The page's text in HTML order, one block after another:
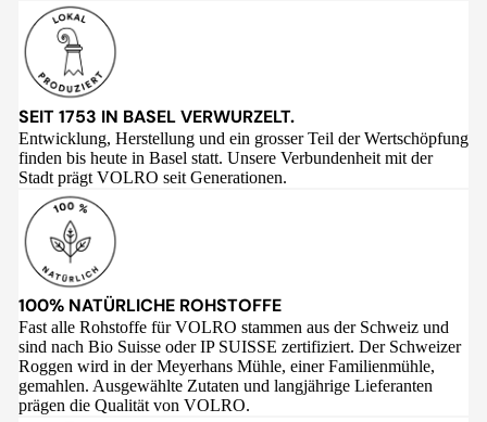
SEIT 1753 IN BASEL VERWURZELT.
Entwicklung, Herstellung und ein grosser Teil der Wertschöpfung
finden bis heute in Basel statt. Unsere Verbundenheit mit der
Stadt prägt VOLRO seit Generationen.
100% NATÜRLICHE ROHSTOFFE
Fast alle Rohstoffe für VOLRO stammen aus der Schweiz und
sind nach Bio Suisse oder IP SUISSE zertifiziert. Der Schweizer
Roggen wird in der Meyerhans Mühle, einer Familienmühle,
gemahlen. Ausgewählte Zutaten und langjährige Lieferanten
prägen die Qualität von VOLRO.